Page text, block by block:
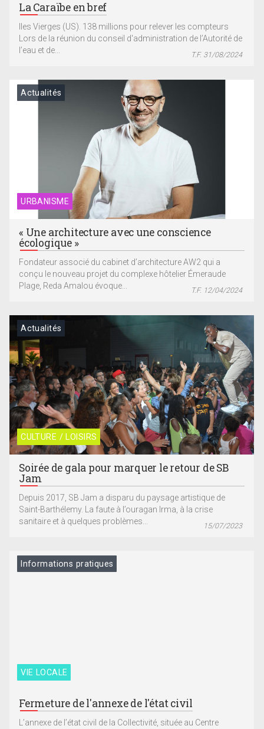
La Caraïbe en bref
Iles Vierges (US). 138 millions pour relever les compteurs
Lors de la réunion du conseil d'administration de l’Autorité de
l’eau et de...
T.F. 31/08/2024
URBANISME
Actualités
« Une architecture avec une conscience
écologique »
Fondateur associé du cabinet d’architecture AW2 qui a
conçu le nouveau projet du complexe hôtelier Émeraude
Plage, Reda Amalou évoque...
T.F. 12/04/2024
CULTURE / LOISIRS
Actualités
Soirée de gala pour marquer le retour de SB
Jam
Depuis 2017, SB Jam a disparu du paysage artistique de
Saint-Barthélemy. La faute à l’ouragan Irma, à la crise
sanitaire et à quelques problèmes...
15/07/2023
VIE LOCALE
Informations pratiques
Fermeture de l'annexe de l'état civil
L’annexe de l’état civil de la Collectivité, située au Centre